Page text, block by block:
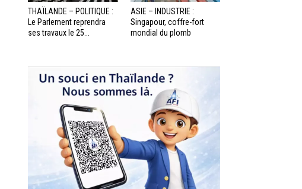
THAÏLANDE – POLITIQUE :
Le Parlement reprendra
ses travaux le 25...
ASIE – INDUSTRIE :
Singapour, coffre-fort
mondial du plomb